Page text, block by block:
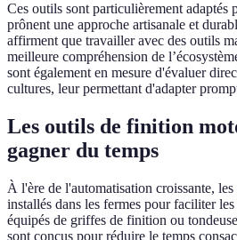
Ces outils sont particulièrement adaptés
prônent une approche artisanale et
affirment que travailler avec des outils
meilleure compréhension de
sont également en mesure d'évaluer
cultures, leur permettant d'adapter
Les outils de finition
gagner du temps
À l'ère de l'automatisation croissante, les
installés dans les fermes pour faciliter
équipés de griffes de finition ou
sont conçus pour réduire le temps